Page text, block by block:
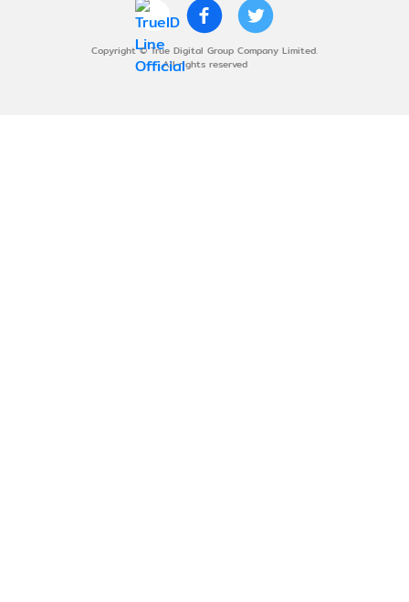
Copyright © True Digital Group Company Limited.
All rights reserved